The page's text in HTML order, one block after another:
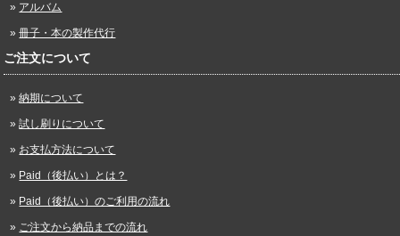
アルバム
冊子・本の製作代行
ご注文について
納期について
試し刷りについて
お支払方法について
Paid（後払い）とは？
Paid（後払い）のご利用の流れ
ご注文から納品までの流れ